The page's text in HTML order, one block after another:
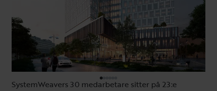
SystemWeavers 30 medarbetare sitter på 23:e